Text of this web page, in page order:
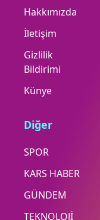
Hakkımızda
İletişim
Gizlilik
Bildirimi
Künye
Diğer
SPOR
KARS HABER
GÜNDEM
TEKNOLOJİ